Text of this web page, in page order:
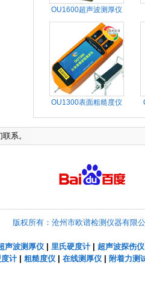
OU1600超声波测厚仪
OU1300表面粗糙度仪
系。
版权所有：沧州市欧谱检测仪器有限
声波测厚仪 里氏硬度计| 超声波探伤仪
计| 粗糙度仪| 在线测厚仪| 附着力测